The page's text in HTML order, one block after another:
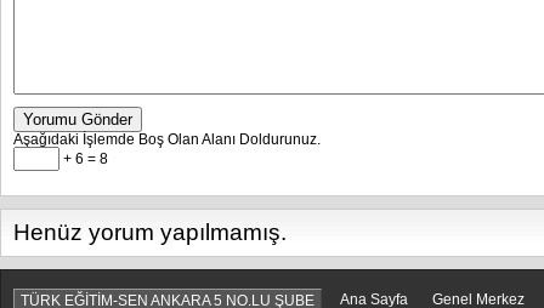
Yorumu Gönder
Aşağıdaki İşlemde Boş Olan Alanı Doldurunuz.
+ 6 = 8
Henüz yorum yapılmamış.
TÜRK EĞİTİM-SEN ANKARA 5 NO.LU ŞUBE Ana Sayfa Genel Merkez